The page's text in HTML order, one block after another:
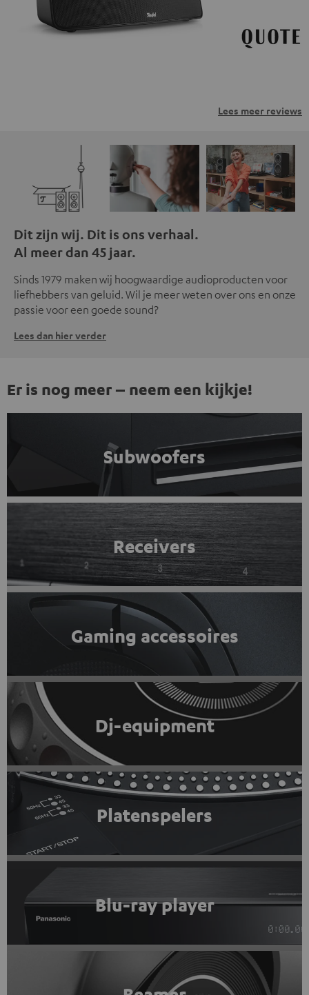
Lees meer reviews
Dit zijn wij. Dit is ons verhaal.
Al meer dan 45 jaar.
Sinds 1979 maken wij hoogwaardige audioproducten voor
liefhebbers van geluid. Wil je meer weten over ons en onze
passie voor een goede sound?
Lees dan hier verder
Er is nog meer – neem een kijkje!
Subwoofers
Receivers
Gaming accessoires
Dj-equipment
Platenspelers
Blu-ray player